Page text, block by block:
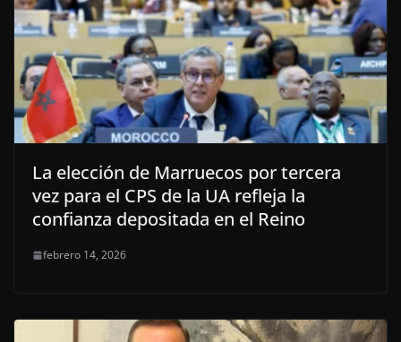
La elección de Marruecos por tercera
vez para el CPS de la UA refleja la
confianza depositada en el Reino
febrero 14, 2026